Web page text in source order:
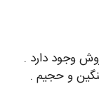
روش وجود دارد .
و حجیم .